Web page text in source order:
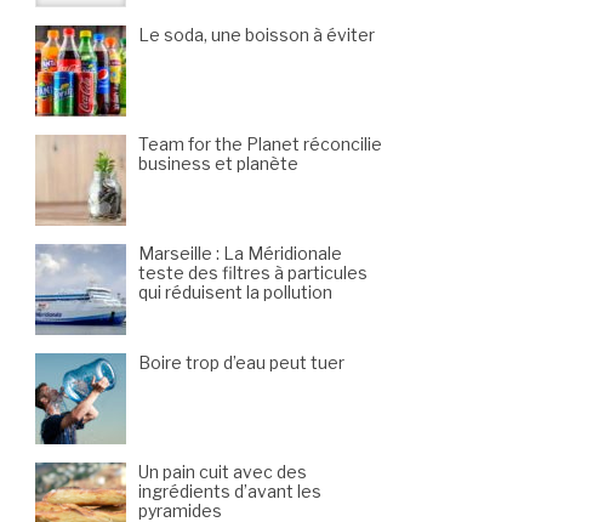
Le soda, une boisson à éviter
Team for the Planet réconcilie
business et planète
Marseille : La Méridionale
teste des filtres à particules
qui réduisent la pollution
Boire trop d’eau peut tuer
Un pain cuit avec des
ingrédients d’avant les
pyramides